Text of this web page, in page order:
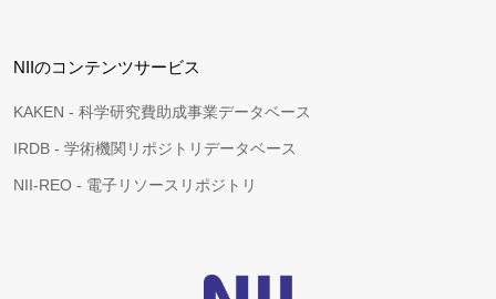
NIIのコンテンツサービス
KAKEN - 科学研究費助成事業データベース
IRDB - 学術機関リポジトリデータベース
NII-REO - 電子リソースリポジトリ